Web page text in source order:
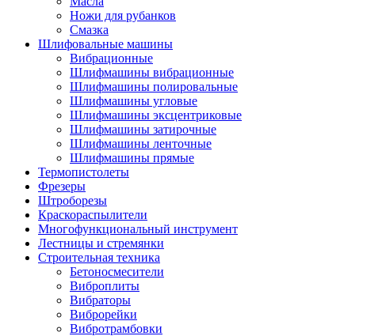
Ножи для рубанков
Смазка
Шлифовальные машины
Вибрационные
Шлифмашины вибрационные
Шлифмашины полировальные
Шлифмашины угловые
Шлифмашины эксцентриковые
Шлифмашины затирочные
Шлифмашины ленточные
Шлифмашины прямые
Термопистолеты
Фрезеры
Штроборезы
Краскораспылители
Многофункциональный инструмент
Лестницы и стремянки
Строительная техника
Бетоносмесители
Виброплиты
Вибраторы
Виброрейки
Вибротрамбовки